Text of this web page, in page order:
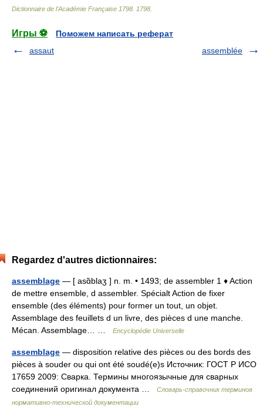
Dictionnaire de l'Académie Française 1798 1798
Игры ⚽
Поможем написать реферат
assaut
assemblée
Regardez d'autres dictionnaires:
assemblage — [ asɑ̃blaʒ ] n. m. • 1493; de assembler 1 ♦ Action
de mettre ensemble, d assembler. Spécialt Action de fixer
ensemble (des éléments) pour former un tout, un objet.
Assemblage des feuillets d un livre, des pièces d une manche.
Mécan. Assemblage… …
Encyclopédie Universelle
assemblage — disposition relative des pièces ou des bords des
pièces à souder ou qui ont été soudé(e)s Источник: ГОСТ Р ИСО
17659 2009: Сварка. Термины многоязычные для сварных
соединений оригинал документа …
Словарь-справочник терминов
нормативно-технической документации